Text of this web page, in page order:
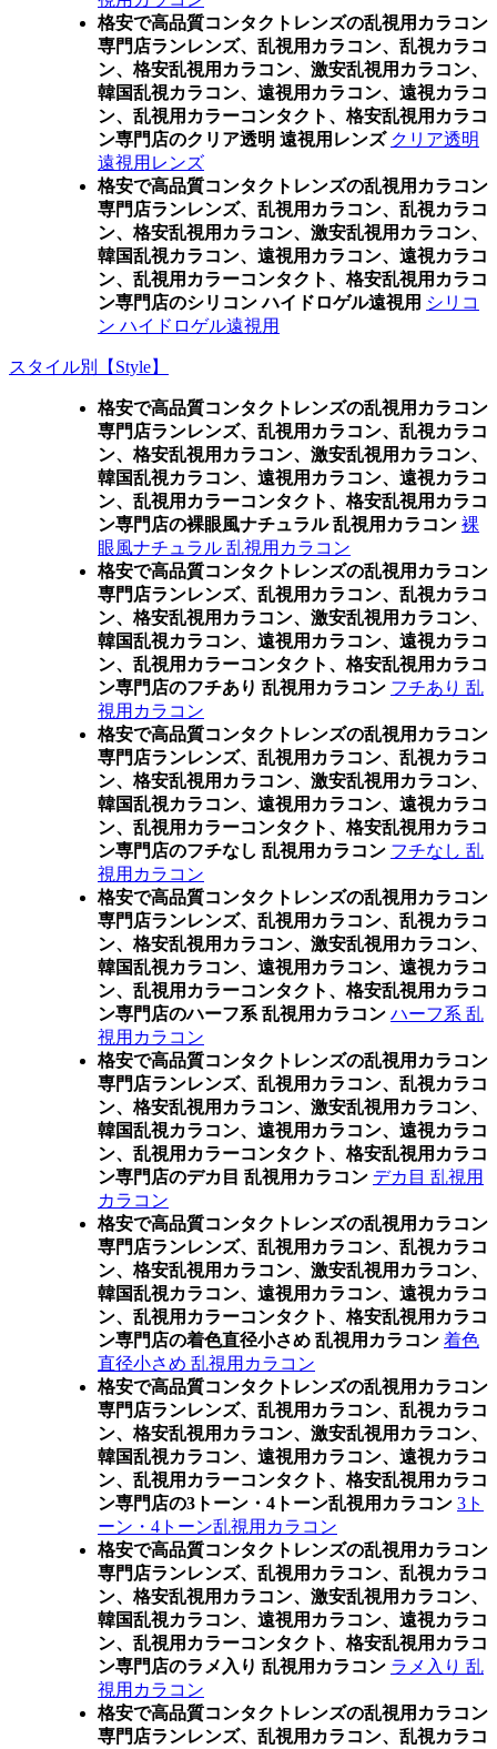
格安で高品質コンタクトレンズの乱視用カラコン
専門店ランレンズ、乱視用カラコン、乱視カラコ
ン、格安乱視用カラコン、激安乱視用カラコン、
韓国乱視カラコン、遠視用カラコン、遠視カラコ
ン、乱視用カラーコンタクト、格安乱視用カラコ
ン専門店のクリア透明 遠視用レンズ クリア透明
遠視用レンズ
格安で高品質コンタクトレンズの乱視用カラコン
専門店ランレンズ、乱視用カラコン、乱視カラコ
ン、格安乱視用カラコン、激安乱視用カラコン、
韓国乱視カラコン、遠視用カラコン、遠視カラコ
ン、乱視用カラーコンタクト、格安乱視用カラコ
ン専門店のシリコン ハイドロゲル遠視用 シリコ
ン ハイドロゲル遠視用
スタイル別【Style】
格安で高品質コンタクトレンズの乱視用カラコン
専門店ランレンズ、乱視用カラコン、乱視カラコ
ン、格安乱視用カラコン、激安乱視用カラコン、
韓国乱視カラコン、遠視用カラコン、遠視カラコ
ン、乱視用カラーコンタクト、格安乱視用カラコ
ン専門店の裸眼風ナチュラル 乱視用カラコン 裸
眼風ナチュラル 乱視用カラコン
格安で高品質コンタクトレンズの乱視用カラコン
専門店ランレンズ、乱視用カラコン、乱視カラコ
ン、格安乱視用カラコン、激安乱視用カラコン、
韓国乱視カラコン、遠視用カラコン、遠視カラコ
ン、乱視用カラーコンタクト、格安乱視用カラコ
ン専門店のフチあり 乱視用カラコン フチあり 乱
視用カラコン
格安で高品質コンタクトレンズの乱視用カラコン
専門店ランレンズ、乱視用カラコン、乱視カラコ
ン、格安乱視用カラコン、激安乱視用カラコン、
韓国乱視カラコン、遠視用カラコン、遠視カラコ
ン、乱視用カラーコンタクト、格安乱視用カラコ
ン専門店のフチなし 乱視用カラコン フチなし 乱
視用カラコン
格安で高品質コンタクトレンズの乱視用カラコン
専門店ランレンズ、乱視用カラコン、乱視カラコ
ン、格安乱視用カラコン、激安乱視用カラコン、
韓国乱視カラコン、遠視用カラコン、遠視カラコ
ン、乱視用カラーコンタクト、格安乱視用カラコ
ン専門店のハーフ系 乱視用カラコン ハーフ系 乱
視用カラコン
格安で高品質コンタクトレンズの乱視用カラコン
専門店ランレンズ、乱視用カラコン、乱視カラコ
ン、格安乱視用カラコン、激安乱視用カラコン、
韓国乱視カラコン、遠視用カラコン、遠視カラコ
ン、乱視用カラーコンタクト、格安乱視用カラコ
ン専門店のデカ目 乱視用カラコン デカ目 乱視用
カラコン
格安で高品質コンタクトレンズの乱視用カラコン
専門店ランレンズ、乱視用カラコン、乱視カラコ
ン、格安乱視用カラコン、激安乱視用カラコン、
韓国乱視カラコン、遠視用カラコン、遠視カラコ
ン、乱視用カラーコンタクト、格安乱視用カラコ
ン専門店の着色直径小さめ 乱視用カラコン 着色
直径小さめ 乱視用カラコン
格安で高品質コンタクトレンズの乱視用カラコン
専門店ランレンズ、乱視用カラコン、乱視カラコ
ン、格安乱視用カラコン、激安乱視用カラコン、
韓国乱視カラコン、遠視用カラコン、遠視カラコ
ン、乱視用カラーコンタクト、格安乱視用カラコ
ン専門店の3トーン・4トーン乱視用カラコン 3ト
ーン・4トーン乱視用カラコン
格安で高品質コンタクトレンズの乱視用カラコン
専門店ランレンズ、乱視用カラコン、乱視カラコ
ン、格安乱視用カラコン、激安乱視用カラコン、
韓国乱視カラコン、遠視用カラコン、遠視カラコ
ン、乱視用カラーコンタクト、格安乱視用カラコ
ン専門店のラメ入り 乱視用カラコン ラメ入り 乱
視用カラコン
格安で高品質コンタクトレンズの乱視用カラコン
専門店ランレンズ、乱視用カラコン、乱視カラコ